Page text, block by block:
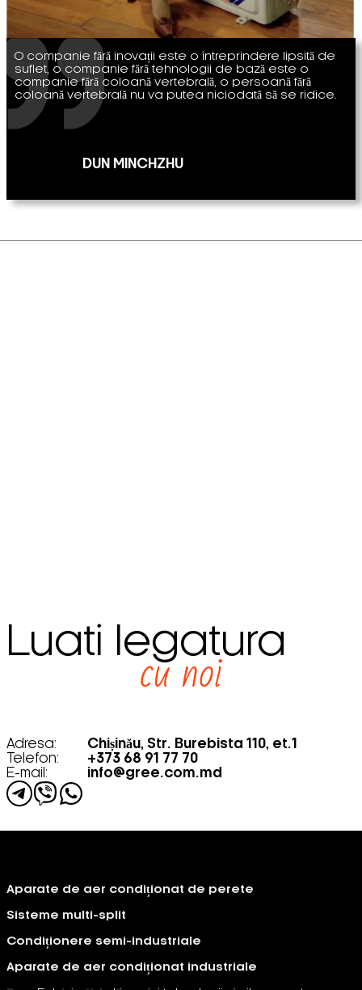
O companie fără inovații este o întreprindere lipsită de
suflet, o companie fără tehnologii de bază este o
companie fără coloană vertebrală, o persoană fără
coloană vertebrală nu va putea niciodată să se ridice.
DUN MINCHZHU
Luati legatura
cu noi
Adresa:
Chișinău, Str. Burebista 110, et.1
Telefon:
+373 68 91 77 70
E-mail:
info@gree.com.md
Aparate de aer condiționat de perete
Sisteme multi-split
Condiționere semi-industriale
Aparate de aer condiționat industriale